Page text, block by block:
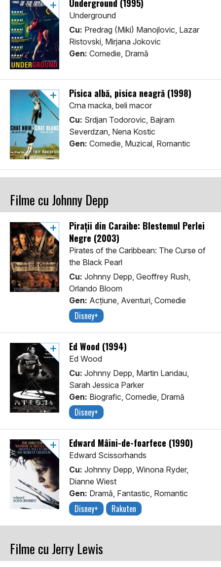
Underground (1995)
Underground
Cu: Predrag (Miki) Manojlovic, Lazar
Ristovski, Mirjana Jokovic
Gen: Comedie, Dramă
Pisica albă, pisica neagră (1998)
Crna macka, beli macor
Cu: Srdjan Todorovic, Bajram
Severdzan, Nena Kostic
Gen: Comedie, Muzical, Romantic
Filme cu Johnny Depp
Pirații din Caraibe: Blestemul Perlei
Negre (2003)
Pirates of the Caribbean: The Curse of
the Black Pearl
Cu: Johnny Depp, Geoffrey Rush,
Orlando Bloom
Gen: Acţiune, Aventuri, Comedie
Disney+
Ed Wood (1994)
Ed Wood
Cu: Johnny Depp, Martin Landau,
Sarah Jessica Parker
Gen: Biografic, Comedie, Dramă
Disney+
Edward Mâini-de-foarfece (1990)
Edward Scissorhands
Cu: Johnny Depp, Winona Ryder,
Dianne Wiest
Gen: Dramă, Fantastic, Romantic
Disney+ Rakuten
Filme cu Jerry Lewis